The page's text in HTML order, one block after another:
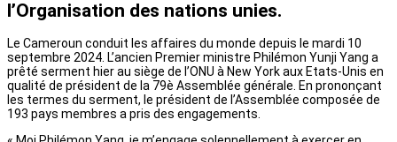
l’Organisation des nations unies.
Le Cameroun conduit les affaires du monde depuis le mardi 10
septembre 2024. L’ancien Premier ministre Philémon Yunji Yang a
prêté serment hier au siège de l’ONU à New York aux Etats-Unis en
qualité de président de la 79è Assemblée générale. En prononçant
les termes du serment, le président de l’Assemblée composée de
193 pays membres a pris des engagements.